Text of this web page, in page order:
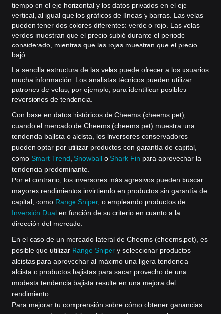
tiempo en el eje horizontal y los datos privados en el eje
vertical, al igual que los gráficos de líneas y barras. Las velas
pueden tener dos colores diferentes: verde o rojo. Las velas
verdes muestran que el precio subió durante el periodo
considerado, mientras que las rojas muestran que el precio
bajó.
La sencilla estructura de las velas puede ofrecer a los usuarios
mucha información. Los analistas técnicos pueden utilizar
patrones de velas, por ejemplo, para identificar posibles
reversiones de tendencia.
Con base en datos históricos de Cheems (cheems.pet),
cuando el mercado de Cheems (cheems.pet) muestra una
tendencia bajista o alcista, los inversores conservadores
pueden optar por utilizar productos con garantía de capital,
como Smart Trend Snowball o Shark Fin para aprovechar la
tendencia predominante.
Por el contrario, los inversores más agresivos pueden buscar
mayores rendimientos invirtiendo en productos sin garantía de
capital, como Range Sniper, o empleando productos de
Inversión Dual en función de su criterio en cuanto a la
dirección del mercado.
En el caso de un mercado lateral de Cheems (cheems.pet), es
posible que utilizar Range Sniper y seleccionar productos
alcistas para aprovechar al máximo una ligera tendencia
alcista o productos bajistas para sacar provecho de una
modesta tendencia bajista resulte en una mejora del
rendimiento.
Para mejorar tu comprensión sobre cómo obtener ganancias